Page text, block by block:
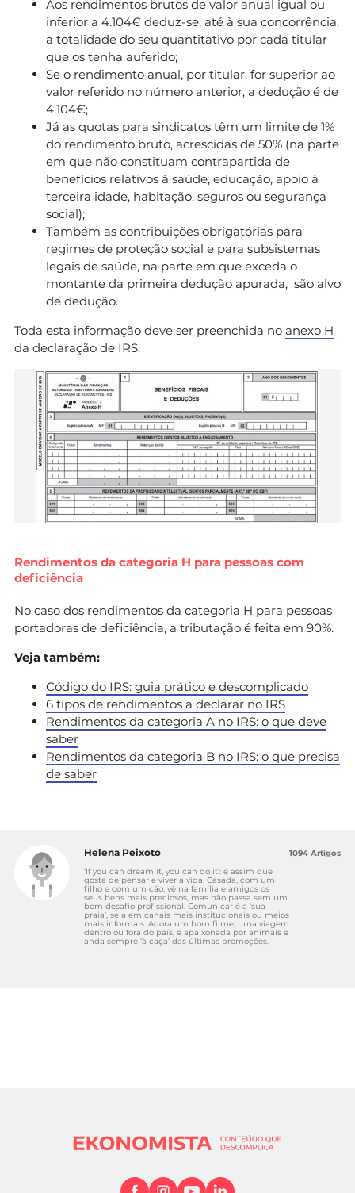
Aos rendimentos brutos de valor anual igual ou
inferior a 4.104€ deduz-se, até à sua concorrência,
a totalidade do seu quantitativo por cada titular
que os tenha auferido;
Se o rendimento anual, por titular, for superior ao
valor referido no número anterior, a dedução é de
4.104€;
Já as quotas para sindicatos têm um limite de 1%
do rendimento bruto, acrescidas de 50% (na parte
em que não constituam contrapartida de
benefícios relativos à saúde, educação, apoio à
terceira idade, habitação, seguros ou segurança
social);
Também as contribuições obrigatórias para
regimes de proteção social e para subsistemas
legais de saúde, na parte em que exceda o
montante da primeira dedução apurada, são alvo
de dedução.
Toda esta informação deve ser preenchida no anexo H
da declaração de IRS.
Rendimentos da categoria H para pessoas com
deficiência
No caso dos rendimentos da categoria H para pessoas
portadoras de deficiência, a tributação é feita em 90%.
Veja também:
Código do IRS: guia prático e descomplicado
6 tipos de rendimentos a declarar no IRS
Rendimentos da categoria A no IRS: o que deve
saber
Rendimentos da categoria B no IRS: o que precisa
de saber
Helena Peixoto
‘If you can dream it, you can do it’: é assim que
gosta de pensar e viver a vida. Casada, com um
filho e com um cão, vê na família e amigos os
seus bens mais preciosos, mas não passa sem um
bom desafio profissional. Comunicar é a ‘sua
praia’, seja em canais mais institucionais ou meios
mais informais. Adora um bom filme, uma viagem
dentro ou fora do país, é apaixonada por animais e
anda sempre ‘à caça’ das últimas promoções.
1094 Artigos